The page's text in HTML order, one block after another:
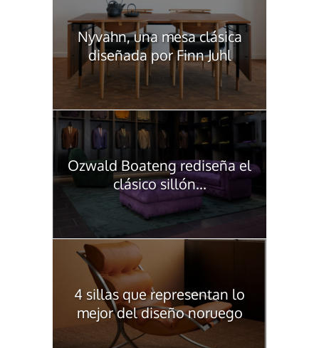
Nyvahn, una mesa clásica
diseñada por Finn Juhl
Ozwald Boateng rediseña el
clásico sillón...
4 sillas que representan lo
mejor del diseño noruego